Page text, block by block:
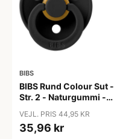
BIBS
BIBS Rund Colour Sut -
Str. 2 - Naturgummi -
VEJL. PRIS 44,95 KR
35,96 kr